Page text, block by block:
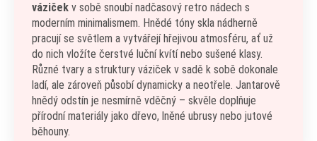
váziček v sobě snoubí nadčasový retro nádech s
moderním minimalismem. Hnědé tóny skla nádherně
pracují se světlem a vytvářejí hřejivou atmosféru, ať už
do nich vložíte čerstvé luční kvítí nebo sušené klasy.
Různé tvary a struktury váziček v sadě k sobě dokonale
ladí, ale zároveň působí dynamicky a neotřele. Jantarově
hnědý odstín je nesmírně vděčný – skvěle doplňuje
přírodní materiály jako dřevo, lněné ubrusy nebo jutové
běhouny.